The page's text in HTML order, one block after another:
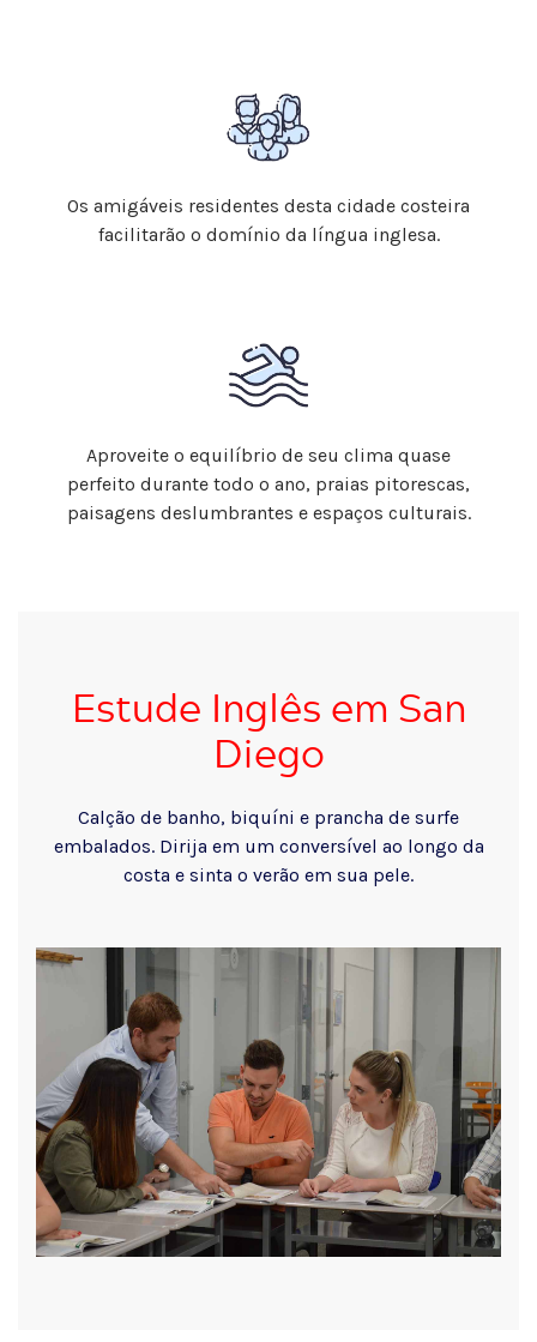
Os amigáveis residentes desta cidade costeira
facilitarão o domínio da língua inglesa.
Aproveite o equilíbrio de seu clima quase
perfeito durante todo o ano, praias pitorescas,
paisagens deslumbrantes e espaços culturais.
Estude Inglês em San
Diego
Calção de banho, biquíni e prancha de surfe
embalados. Dirija em um conversível ao longo da
costa e sinta o verão em sua pele.